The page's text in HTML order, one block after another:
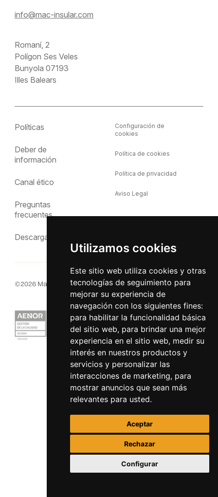
Utilizamos cookies
Este sitio web utiliza cookies y otras
tecnologías de seguimiento para
mejorar su experiencia de
navegación con los siguientes fines:
para habilitar la funcionalidad básica
del sitio web, para brindar una mejor
experiencia en el sitio web, medir su
interés en nuestros productos y
servicios y personalizar las
interacciones de marketing, para
mostrar anuncios que sean más
relevantes para usted.
Aceptar
Rechazar
Configurar
info@mac-insular.com
Romaní, 2
Polígon Ses Veles
Bunyola 07193
Illes Balears
Políticas
Deber de
información
Canal ético
Preguntas
frecuentes
Descargas
Configuración de
cookies
Política de cookies
Política de privacidad
Aviso Legal
©2026 MacInsular.Derechos reservados.